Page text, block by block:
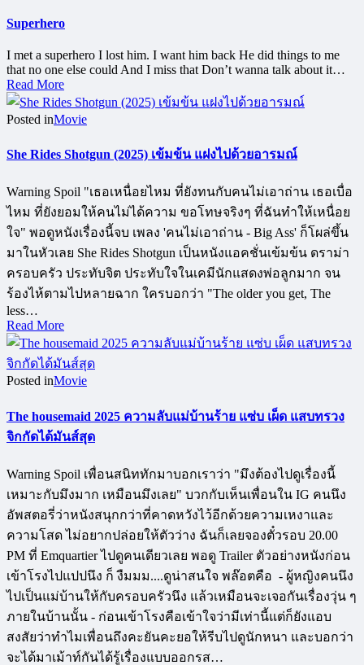
Superhero
I met a superhero I lost him. I want him back He did things to me
that no one else could And I miss that Don’t wanna talk about it…
Read More
Posted inMovie
She Rides Shotgun (2025) เข้มข้น แฝงไปด้วยอารมณ์
Warning Spoil "เธอเหนื่อยไหม ที่ยังทนกับคนไม่เอาถ่าน เธอเบื่อ
ไหม ที่ยังยอมให้คนไม่ได้ความ ขอโทษจริงๆ ที่ฉันทำให้เหนื่อย
ใจ" พอดูหนังเรื่องนี้จบ เพลง 'คนไม่เอาถ่าน - Big Ass' ก็โผล่ขึ้น
มาในหัวเลย She Rides Shotgun เป็นหนังแอคชั่นเข้มข้น ดราม่า
ครอบครัว ประทับจิต ประทับใจในเคมีนักแสดงพ่อลูกมาก จน
ร้องไห้ตามไปหลายฉาก ใครบอกว่า "The older you get, The
less…
Read More
Posted inMovie
The housemaid 2025 ความลับแม่บ้านร้าย แซ่บ เผ็ด แสบทรวง
จิกกัดได้มันส์สุด
Warning Spoil เพื่อนสนิททักมาบอกเราว่า "มึงต้องไปดูเรื่องนี้
เหมาะกับมึงมาก เหมือนมึงเลย" บวกกับเห็นเพื่อนใน IG คนนึง
อัพสตอรี่ว่าหนังสนุกกว่าที่คาดหวังไว้อีกด้วยความเหงาและ
ความโสด ไม่อยากปล่อยให้ตัวว่าง ฉันก็เลยจองตั๋วรอบ 20.00
PM ที่ Emquartier ไปดูคนเดียวเลย พอดู Trailer ตัวอย่างหนังก่อน
เข้าโรงไปแปปนึง ก็ งืมมม....ดูน่าสนใจ พล๊อตคือ - ผู้หญิงคนนึง
ไปเป็นแม่บ้านให้กับครอบครัวนึง แล้วเหมือนจะเจอกันเรื่องวุ่น ๆ
ภายในบ้านนั้น - ก่อนเข้าโรงคือเข้าใจว่ามีเท่านี้แต่ก็ยังแอบ
สงสัยว่าทำไมเพื่อนถึงคะยันคะยอให้รีบไปดูนักหนา และบอกว่า
จะได้มาเม้าท์กันได้รู้เรื่องแบบออกรส…